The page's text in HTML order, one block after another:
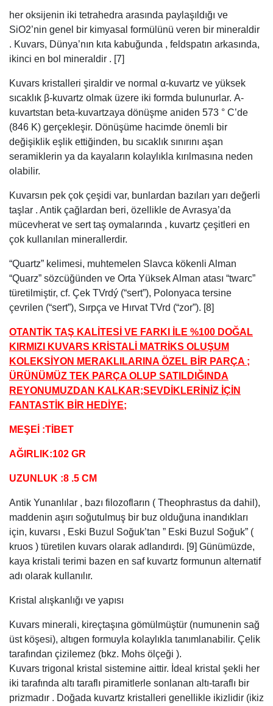
her oksijenin iki tetrahedra arasında paylaşıldığı ve
SiO2’nin genel bir kimyasal formülünü veren bir mineraldir
. Kuvars, Dünya’nın kıta kabuğunda , feldspatın arkasında,
ikinci en bol mineraldir . [7]
Kuvars kristalleri şiraldir ve normal α-kuvartz ve yüksek
sıcaklık β-kuvartz olmak üzere iki formda bulunurlar. Α-
kuvartstan beta-kuvartzaya dönüşme aniden 573 ° C’de
(846 K) gerçekleşir. Dönüşüme hacimde önemli bir
değişiklik eşlik ettiğinden, bu sıcaklık sınırını aşan
seramiklerin ya da kayaların kolaylıkla kırılmasına neden
olabilir.
Kuvarsın pek çok çeşidi var, bunlardan bazıları yarı değerli
taşlar . Antik çağlardan beri, özellikle de Avrasya’da
mücevherat ve sert taş oymalarında , kuvartz çeşitleri en
çok kullanılan minerallerdir.
“Quartz” kelimesi, muhtemelen Slavca kökenli Alman
“Quarz” sözcüğünden ve Orta Yüksek Alman atası “twarc”
türetilmiştir, cf. Çek TVrdý (“sert”), Polonyaca tersine
çevrilen (“sert”), Sırpça ve Hırvat TVrd (“zor”). [8]
OTANTİK TAŞ KALİTESİ VE FARKI İLE %100 DOĞAL
KIRMIZI KUVARS KRİSTALİ MATRİKS OLUŞUM
KOLEKSİYON MERAKLILARINA ÖZEL BİR PARÇA ;
ÜRÜNÜMÜZ TEK PARÇA OLUP SATILDIĞINDA
REYONUMUZDAN KALKAR;SEVDİKLERİNİZ İÇİN
FANTASTİK BİR HEDİYE;
MEŞEİ :TİBET
AĞIRLIK:102 GR
UZUNLUK :8 .5 CM
Antik Yunanlılar , bazı filozofların ( Theophrastus da dahil),
maddenin aşırı soğutulmuş bir buz olduğuna inandıkları
için, kuvarsı , Eski Buzul Soğuk’tan ” Eski Buzul Soğuk” (
kruos ) türetilen kuvars olarak adlandırdı. [9] Günümüzde,
kaya kristali terimi bazen en saf kuvartz formunun alternatif
adı olarak kullanılır.
Kristal alışkanlığı ve yapısı
Kuvars minerali, kireçtaşına gömülmüştür (numunenin sağ
üst köşesi), altıgen formuyla kolaylıkla tanımlanabilir. Çelik
tarafından çizilemez (bkz. Mohs ölçeği ).
Kuvars trigonal kristal sistemine aittir. İdeal kristal şekli her
iki tarafında altı taraflı piramitlerle sonlanan altı-taraflı bir
prizmadır . Doğada kuvartz kristalleri genellikle ikizlidir (ikiz